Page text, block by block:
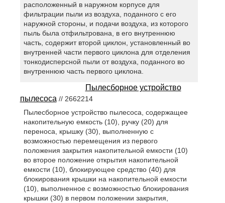
расположенный в наружном корпусе для
фильтрации пыли из воздуха, поданного с его
наружной стороны, и подачи воздуха, из которого
пыль была отфильтрована, в его внутреннюю
часть, содержит второй циклон, установленный во
внутренней части первого циклона для отделения
тонкодисперсной пыли от воздуха, поданного во
внутреннюю часть первого циклона.
Пылесборное устройство
пылесоса// 2662214
Пылесборное устройство пылесоса, содержащее
накопительную емкость (10), ручку (20) для
переноса, крышку (30), выполненную с
возможностью перемещения из первого
положения закрытия накопительной емкости (10)
во второе положение открытия накопительной
емкости (10), блокирующее средство (40) для
блокирования крышки на накопительной емкости
(10), выполненное с возможностью блокирования
крышки (30) в первом положении закрытия,